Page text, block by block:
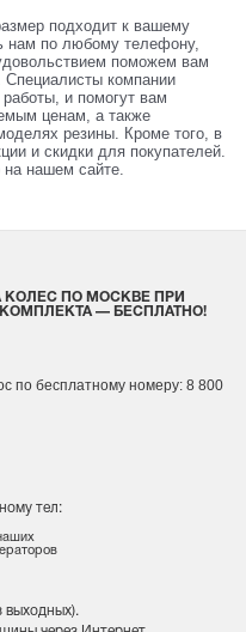
подходит к вашему
нам по любому телефону,
поможем вам
Специалисты компании
и помогут вам
ценам, а также
резины. Кроме того, в
и скидки для покупателей.
нашем сайте.
тел:
выходных).
КОЛЕС ПО МОСКВЕ ПРИ
— БЕСПЛАТНО!
по бесплатному номеру: 8 800